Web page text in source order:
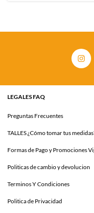
LEGALES FAQ
Preguntas Frecuentes
TALLES ¿Cómo tomar tus
Formas de Pago y Promociones
Politicas de cambio y devolucion
Terminos Y Condiciones
Politica de Privacidad